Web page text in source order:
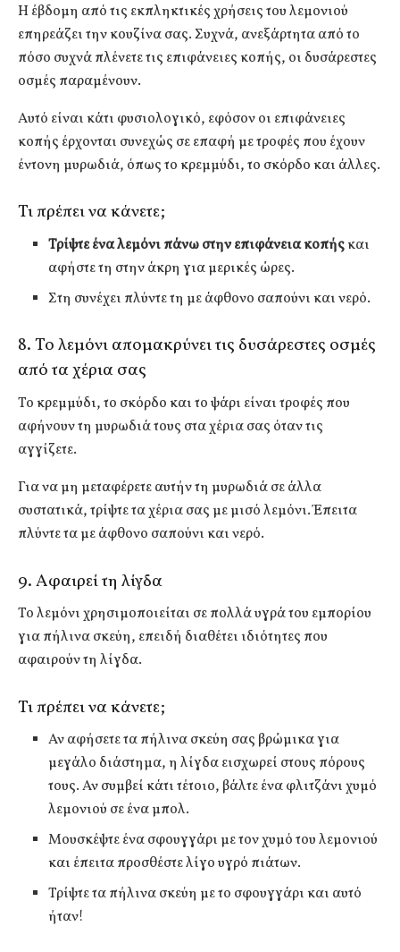
Η έβδομη από τις εκπληκτικές χρήσεις του λεμονιού
επηρεάζει την κουζίνα σας. Συχνά, ανεξάρτητα από το
πόσο συχνά πλένετε τις επιφάνειες κοπής, οι δυσάρεστες
οσμές παραμένουν.
Αυτό είναι κάτι φυσιολογικό, εφόσον οι επιφάνειες
κοπής έρχονται συνεχώς σε επαφή με τροφές που έχουν
έντονη μυρωδιά, όπως το κρεμμύδι, το σκόρδο και άλλες.
Τι πρέπει να κάνετε;
Τρίψτε ένα λεμόνι πάνω στην επιφάνεια κοπήςκαι
αφήστε τη στην άκρη για μερικές ώρες.
Στη συνέχει πλύντε τη με άφθονο σαπούνι και νερό.
8. Το λεμόνι απομακρύνει τις δυσάρεστες οσμές
από τα χέρια σας
Το κρεμμύδι, το σκόρδο και το ψάρι είναι τροφές που
αφήνουν τη μυρωδιά τους στα χέρια σας όταν τις
αγγίζετε.
Για να μη μεταφέρετε αυτήν τη μυρωδιά σε άλλα
συστατικά, τρίψτε τα χέρια σας με μισό λεμόνι. Έπειτα
πλύντε τα με άφθονο σαπούνι και νερό.
9. Αφαιρεί τη λίγδα
Το λεμόνι χρησιμοποιείται σε πολλά υγρά του εμπορίου
για πήλινα σκεύη, επειδή διαθέτει ιδιότητες που
αφαιρούν τη λίγδα.
Τι πρέπει να κάνετε;
Αν αφήσετε τα πήλινα σκεύη σας βρώμικα για
μεγάλο διάστημα, η λίγδα εισχωρεί στους πόρους
τους. Αν συμβεί κάτι τέτοιο, βάλτε ένα φλιτζάνι χυμό
λεμονιού σε ένα μπολ.
Μουσκέψτε ένα σφουγγάρι με τον χυμό του λεμονιού
και έπειτα προσθέστε λίγο υγρό πιάτων.
Τρίψτε τα πήλινα σκεύη με το σφουγγάρι και αυτό
ήταν!